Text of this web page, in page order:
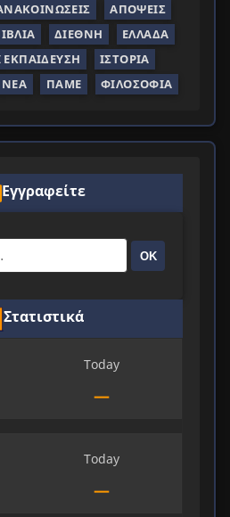
ΑΠΌΨΕΙΣ
ΔΙΕΘΝΉ
ΕΛΛΆΔΑ
ΙΣΤΟΡΊΑ
ΝΈΑ ΠΑΜΕ ΦΙΛΟΣΟΦΊΑ
Εγγραφείτε
ΟΚ
Στατιστικά
Today
—
Today
—